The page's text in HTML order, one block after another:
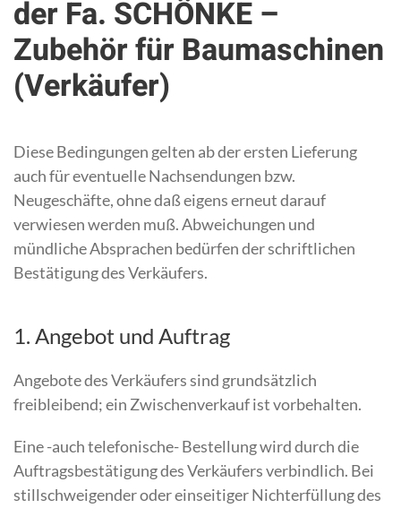
der Fa. SCHÖNKE –
Zubehör für Baumaschinen
(Verkäufer)
Diese Bedingungen gelten ab der ersten Lieferung
auch für eventuelle Nachsendungen bzw.
Neugeschäfte, ohne daß eigens erneut darauf
verwiesen werden muß. Abweichungen und
mündliche Absprachen bedürfen der schriftlichen
Bestätigung des Verkäufers.
1. Angebot und Auftrag
Angebote des Verkäufers sind grundsätzlich
freibleibend; ein Zwischenverkauf ist vorbehalten.
Eine -auch telefonische- Bestellung wird durch die
Auftragsbestätigung des Verkäufers verbindlich. Bei
stillschweigender oder einseitiger Nichterfüllung des